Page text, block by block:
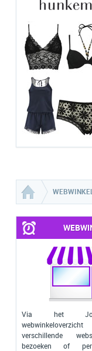
Via het
verschillende
bezoeken of